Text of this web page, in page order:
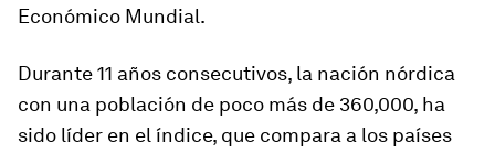
Económico Mundial.
Durante 11 años consecutivos, la nación nórdica
con una población de poco más de 360,000, ha
sido líder en el índice, que compara a los países